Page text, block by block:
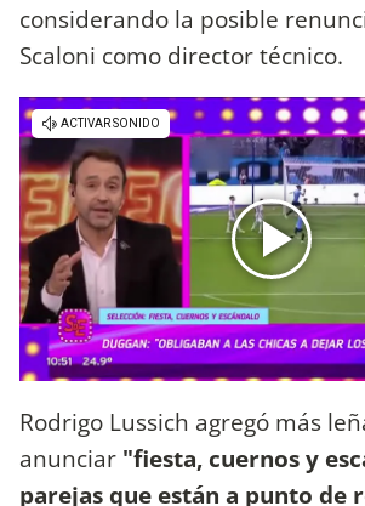
considerando la posible
Scaloni como director técnico.
Rodrigo Lussich agregó más
anunciar "fiesta, cuernos y
parejas que están a punto de